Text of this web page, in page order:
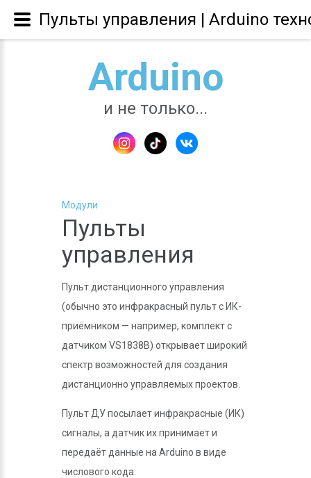
Arduino
и не только...
Модули
Пульты
управления
Пульт дистанционного управления
(обычно это инфракрасный пульт с ИК-
приёмником — например, комплект с
датчиком VS1838B) открывает широкий
спектр возможностей для создания
дистанционно управляемых проектов.
Пульт ДУ посылает инфракрасные (ИК)
сигналы, а датчик их принимает и
передаёт данные на Arduino в виде
числового кода.
Пульты управления | Arduino